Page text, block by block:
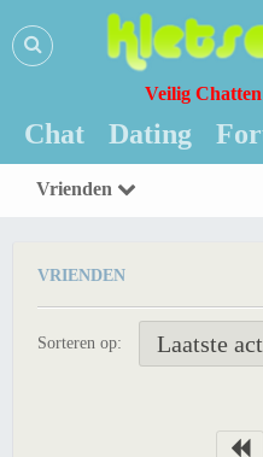
Veilig Chatten
Chat Dating
Vrienden
VRIENDEN
Sorteren op: